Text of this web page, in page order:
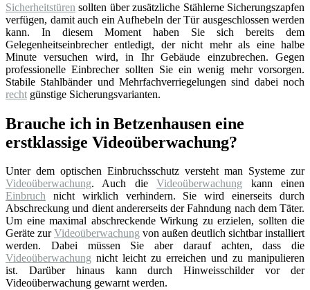
Sicherheitstüren sollten über zusätzliche Stählerne Sicherungszapfen
verfügen, damit auch ein Aufhebeln der Tür ausgeschlossen werden
kann. In diesem Moment haben Sie sich bereits dem
Gelegenheitseinbrecher entledigt, der nicht mehr als eine halbe
Minute versuchen wird, in Ihr Gebäude einzubrechen. Gegen
professionelle Einbrecher sollten Sie ein wenig mehr vorsorgen.
Stabile Stahlbänder und Mehrfachverriegelungen sind dabei noch
recht günstige Sicherungsvarianten.
Brauche ich in Betzenhausen eine
erstklassige Videoüberwachung?
Unter dem optischen Einbruchsschutz versteht man Systeme zur
Videoüberwachung. Auch dieVideoüberwachung kann einen
Einbruch nicht wirklich verhindern. Sie wird einerseits durch
Abschreckung und dient andererseits der Fahndung nach dem Täter.
Um eine maximal abschreckende Wirkung zu erzielen, sollten die
Geräte zurVideoüberwachung von außen deutlich sichtbar installiert
werden. Dabei müssen Sie aber darauf achten, dass die
Videoüberwachung nicht leicht zu erreichen und zu manipulieren
ist. Darüber hinaus kann durch Hinweisschilder vor der
Videoüberwachung gewarnt werden.